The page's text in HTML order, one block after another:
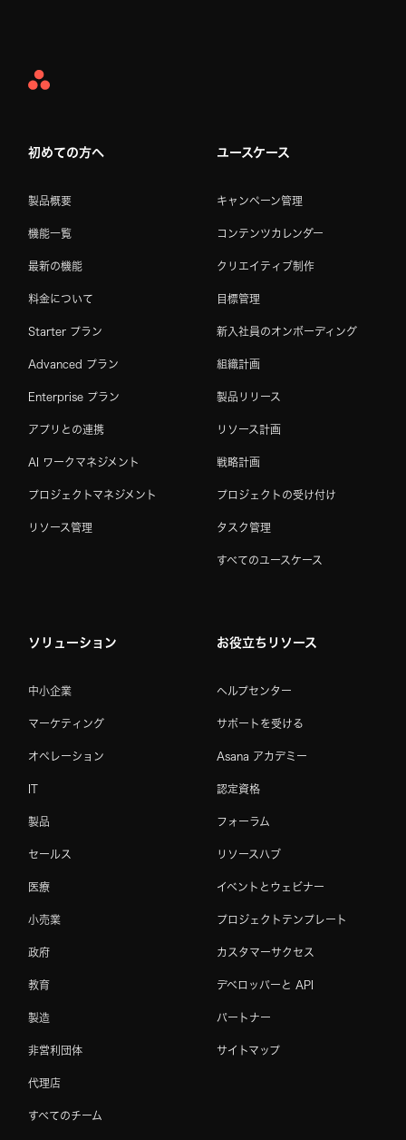
Asana
初めての方へ
製品概要
機能一覧
最新の機能
料金について
Starter プラン
Advanced プラン
Enterprise プラン
アプリとの連携
AI ワークマネジメント
プロジェクトマネジメント
リソース管理
ユースケース
キャンペーン管理
コンテンツカレンダー
クリエイティブ制作
目標管理
新入社員のオンボーディング
組織計画
製品リリース
リソース計画
戦略計画
プロジェクトの受け付け
タスク管理
すべてのユースケース
ソリューション
中小企業
マーケティング
オペレーション
製品
セールス
医療
小売業
政府
教育
製造
非営利団体
代理店
すべてのチーム
お役立ちリソース
ヘルプセンター
サポートを受ける
Asana アカデミー
認定資格
フォーラム
リソースハブ
イベントとウェビナー
プロジェクトテンプレート
カスタマーサクセス
デベロッパーと API
パートナー
サイトマップ